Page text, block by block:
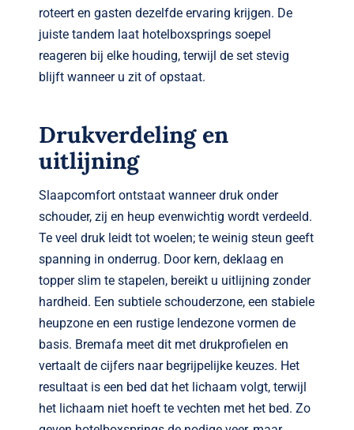
roteert en gasten dezelfde ervaring krijgen. De
juiste tandem laat hotelboxsprings soepel
reageren bij elke houding, terwijl de set stevig
blijft wanneer u zit of opstaat.
Drukverdeling en
uitlijning
Slaapcomfort ontstaat wanneer druk onder
schouder, zij en heup evenwichtig wordt verdeeld.
Te veel druk leidt tot woelen; te weinig steun geeft
spanning in onderrug. Door kern, deklaag en
topper slim te stapelen, bereikt u uitlijning zonder
hardheid. Een subtiele schouderzone, een stabiele
heupzone en een rustige lendezone vormen de
basis. Bremafa meet dit met drukprofielen en
vertaalt de cijfers naar begrijpelijke keuzes. Het
resultaat is een bed dat het lichaam volgt, terwijl
het lichaam niet hoeft te vechten met het bed. Zo